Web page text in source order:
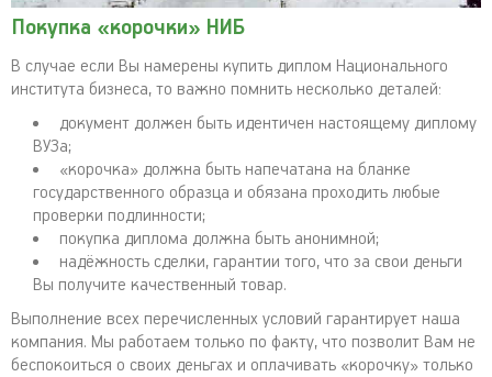
Покупка «корочки» НИБ
В случае если Вы намерены купить диплом Национального
института бизнеса, то важно помнить несколько деталей:
документ должен быть идентичен настоящему диплому
ВУЗа;
«корочка» должна быть напечатана на бланке
государственного образца и обязана проходить любые
проверки подлинности;
покупка диплома должна быть анонимной;
надёжность сделки, гарантии того, что за свои деньги
Вы получите качественный товар.
Выполнение всех перечисленных условий гарантирует наша
компания. Мы работаем только по факту, что позволит Вам не
беспокоиться о своих деньгах и оплачивать «корочку» только